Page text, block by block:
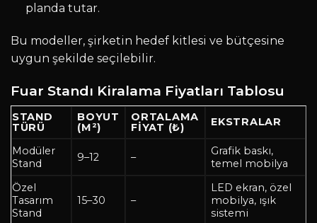
planda tutar.
Bu modeller, şirketin hedef kitlesi ve bütçesine
uygun şekilde seçilebilir.
Fuar Standı Kiralama Fiyatları Tablosu
STAND
TÜRÜ
BOYUT
(M²)
ORTALAMA
FIYAT (₺)
EKSTRALAR
Modüler
Stand
9–12 –
Grafik baskı,
temel mobilya
Özel
Tasarım
Stand
15–30 –
LED ekran, özel
mobilya, ışık
sistemi